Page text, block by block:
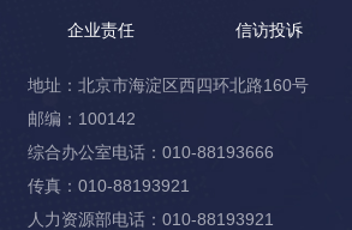
企业责任 信访投诉
地址：北京市海淀区西四环北路160号
邮编：100142
综合办公室电话：010-88193666
传真：010-88193921
人力资源部电话：010-88193921